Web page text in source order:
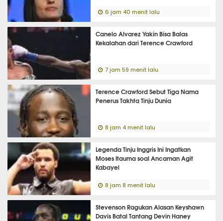
6 jam 40 menit lalu
Canelo Alvarez Yakin Bisa Balas
Kekalahan dari Terence Crawford
7 jam 59 menit lalu
Terence Crawford Sebut Tiga Nama
Penerus Takhta Tinju Dunia
8 jam 4 menit lalu
Legenda Tinju Inggris Ini Ingatkan
Moses Itauma soal Ancaman Agit
Kabayel
8 jam 8 menit lalu
Stevenson Ragukan Alasan Keyshawn
Davis Batal Tantang Devin Haney